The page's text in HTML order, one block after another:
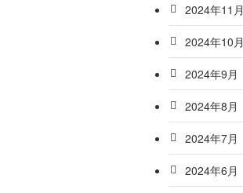
2024年11月
2024年10月
2024年9月
2024年8月
2024年7月
2024年6月